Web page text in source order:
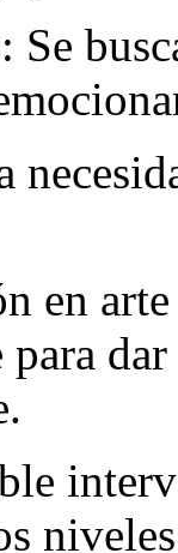
Se
en